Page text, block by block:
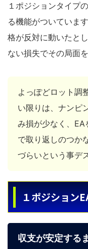
１ポジションタイプ
る機能がついていま
格が反対に動いたと
ない損失でその局面
よっぽどロット調
い限りは、ナンピ
み損が少なく、EA
で取り返しのつか
づらいという事デ
１ポジション
収支が安定する